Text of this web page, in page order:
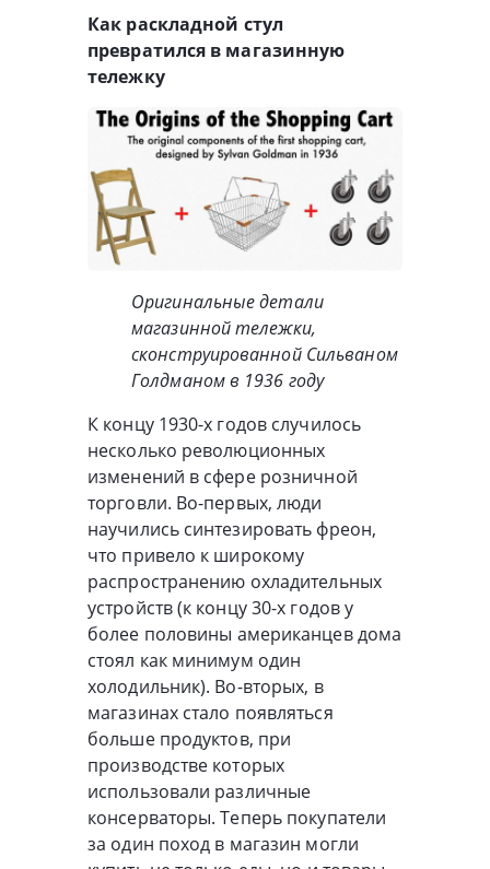
Как раскладной стул
превратился в магазинную
тележку
Оригинальные детали
магазинной тележки,
сконструированной Сильваном
Голдманом в 1936 году
К концу 1930-х годов случилось
несколько революционных
изменений в сфере розничной
торговли. Во-первых, люди
научились синтезировать фреон,
что привело к широкому
распространению охладительных
устройств (к концу 30-х годов у
более половины американцев дома
стоял как минимум один
холодильник). Во-вторых, в
магазинах стало появляться
больше продуктов, при
производстве которых
использовали различные
консерваторы. Теперь покупатели
за один поход в магазин могли